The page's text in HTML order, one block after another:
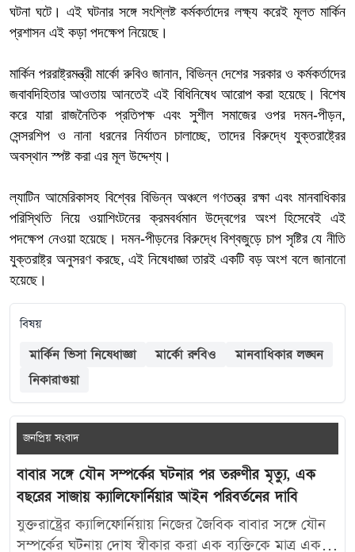
ঘটনা ঘটে। এই ঘটনার সঙ্গে সংশ্লিষ্ট কর্মকর্তাদের লক্ষ্য করেই মূলত মার্কিন
প্রশাসন এই কড়া পদক্ষেপ নিয়েছে।
মার্কিন পররাষ্ট্রমন্ত্রী মার্কো রুবিও জানান, বিভিন্ন দেশের সরকার ও কর্মকর্তাদের
জবাবদিহিতার আওতায় আনতেই এই বিধিনিষেধ আরোপ করা হয়েছে। বিশেষ
করে যারা রাজনৈতিক প্রতিপক্ষ এবং সুশীল সমাজের ওপর দমন-পীড়ন,
সেন্সরশিপ ও নানা ধরনের নির্যাতন চালাচ্ছে, তাদের বিরুদ্ধে যুক্তরাষ্ট্রের
অবস্থান স্পষ্ট করা এর মূল উদ্দেশ্য।
ল্যাটিন আমেরিকাসহ বিশ্বের বিভিন্ন অঞ্চলে গণতন্ত্র রক্ষা এবং মানবাধিকার
পরিস্থিতি নিয়ে ওয়াশিংটনের ক্রমবর্ধমান উদ্বেগের অংশ হিসেবেই এই
পদক্ষেপ নেওয়া হয়েছে। দমন-পীড়নের বিরুদ্ধে বিশ্বজুড়ে চাপ সৃষ্টির যে নীতি
যুক্তরাষ্ট্র অনুসরণ করছে, এই নিষেধাজ্ঞা তারই একটি বড় অংশ বলে জানানো
হয়েছে।
বিষয়
মার্কিন ভিসা নিষেধাজ্ঞা মার্কো রুবিও
মানবাধিকার লঙ্ঘন
নিকারাগুয়া
জনপ্রিয় সংবাদ
বাবার সঙ্গে যৌন সম্পর্কের ঘটনার পর তরুণীর মৃত্যু, এক
বছরের সাজায় ক্যালিফোর্নিয়ার আইন পরিবর্তনের দাবি
যুক্তরাষ্ট্রের ক্যালিফোর্নিয়ায় নিজের জৈবিক বাবার সঙ্গে যৌন
সম্পর্কের ঘটনায় দোষ স্বীকার করা এক ব্যক্তিকে মাত্র এক